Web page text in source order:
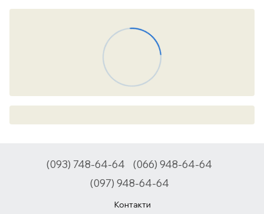
(093) 748-64-64
(066) 948-64-64
(097) 948-64-64
Контакти